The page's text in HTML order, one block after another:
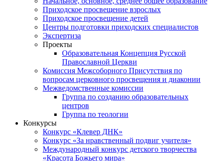
Приходское просвещение взрослых
Приходское просвещение детей
Центры подготовки приходских специалистов
Экспертиза
Проекты
Образовательная Концепция Русской
Православной Церкви
Комиссия Межсоборного Присутствия по
вопросам церковного просвещения и диаконии
Межведомственные комиссии
Группа по созданию образовательных
центров
Группа по теологии
Конкурсы
Конкурс «Клевер ДНК»
Конкурс «За нравственный подвиг учителя»
Международный конкурс детского творчества
«Красота Божьего мира»